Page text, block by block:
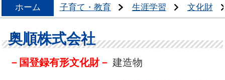
ホーム 子育て・教育 生涯学習 文化財
奥順株式会社
－国登録有形文化財－ 建造物